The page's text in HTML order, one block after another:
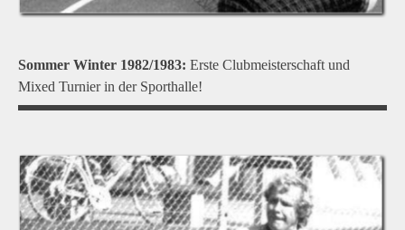
Sommer Winter 1982/1983: Erste Clubmeisterschaft und
Mixed Turnier in der Sporthalle!